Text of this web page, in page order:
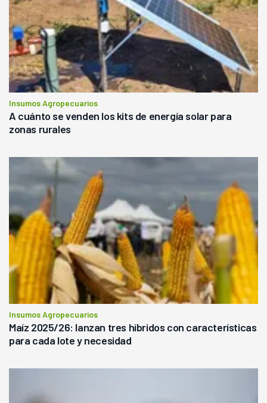
Insumos Agropecuarios
A cuánto se venden los kits de energía solar para
zonas rurales
Insumos Agropecuarios
Maíz 2025/26: lanzan tres híbridos con características
para cada lote y necesidad